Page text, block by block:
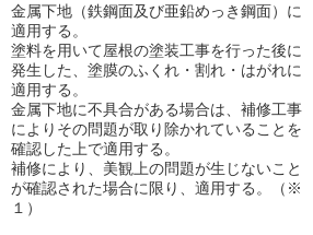
金属下地（鉄鋼面及び亜鉛めっき鋼面）に
適用する。
塗料を用いて屋根の塗装工事を行った後に
発生した、塗膜のふくれ・割れ・はがれに
適用する。
金属下地に不具合がある場合は、補修工事
によりその問題が取り除かれていることを
確認した上で適用する。
補修により、美観上の問題が生じないこと
が確認された場合に限り、適用する。（※
１）